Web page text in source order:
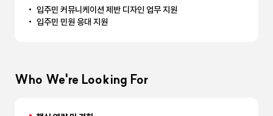
입주민 커뮤니케이션 제반 디자인 업무 지원
입주민 민원 응대 지원
Who We're Looking For